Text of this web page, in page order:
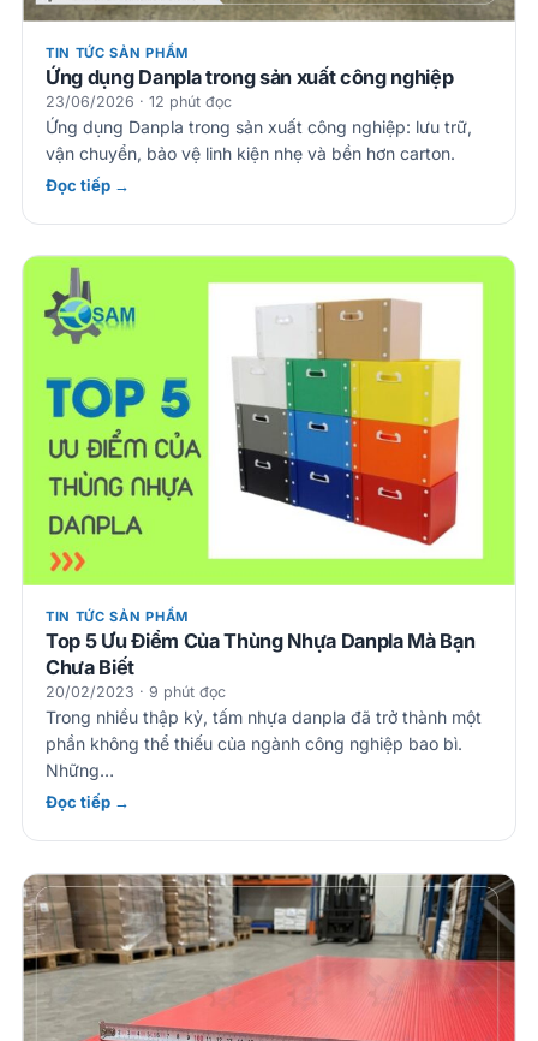
TIN TỨC SẢN PHẨM
Ứng dụng Danpla trong sản xuất công nghiệp
23/06/2026 · 12 phút đọc
Ứng dụng Danpla trong sản xuất công nghiệp: lưu trữ,
vận chuyển, bảo vệ linh kiện nhẹ và bền hơn carton.
Đọc tiếp →
TIN TỨC SẢN PHẨM
Top 5 Ưu Điểm Của Thùng Nhựa Danpla Mà Bạn
Chưa Biết
20/02/2023 · 9 phút đọc
Trong nhiều thập kỷ, tấm nhựa danpla đã trở thành một
phần không thể thiếu của ngành công nghiệp bao bì.
Những…
Đọc tiếp →